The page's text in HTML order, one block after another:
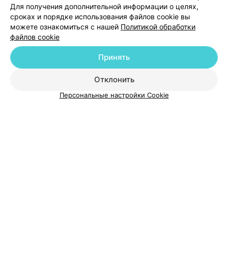
Добавить компанию
Для получения дополнительной информации о целях,
сроках и порядке использования файлов cookie вы
можете ознакомиться с нашей Политикой обработки
файлов cookie
Отклонить
Принять
Персональные настройки Cookie